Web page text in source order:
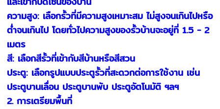
ความสูง: เลือกรั้วที่มีความสูงเหมาะสม ไม่สูงจนเกินไปหรือ
ต่ำจนเกินไป โดยทั่วไปความสูงของรั้วบ้านจะอยู่ที่ 1.5 - 2
เมตร
สี: เลือกสีรั้วที่เข้ากับสีบ้านหรือสีสวน
ประตู: เลือกรูปแบบประตูรั้วที่สะดวกต่อการใช้งาน เช่น
ประตูบานเลื่อน ประตูบานพับ ประตูอัตโนมัติ ฯลฯ
2. การเตรียมพื้นที่